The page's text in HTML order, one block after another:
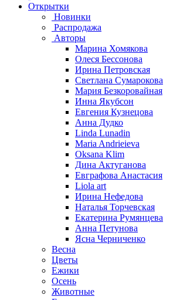
Открытки
Новинки
Распродажа
Авторы
Марина Хомякова
Олеся Бессонова
Ирина Петровская
Светлана Сумарокова
Мария Безкоровайная
Инна Якубсон
Евгения Кузнецова
Анна Дудко
Linda Lunadin
Maria Andrieieva
Oksana Klim
Дина Актуганова
Евграфова Анастасия
Liola art
Ирина Нефедова
Наталья Торчевская
Екатерина Румянцева
Анна Петунова
Ясна Черниченко
Весна
Цветы
Ежики
Осень
Животные